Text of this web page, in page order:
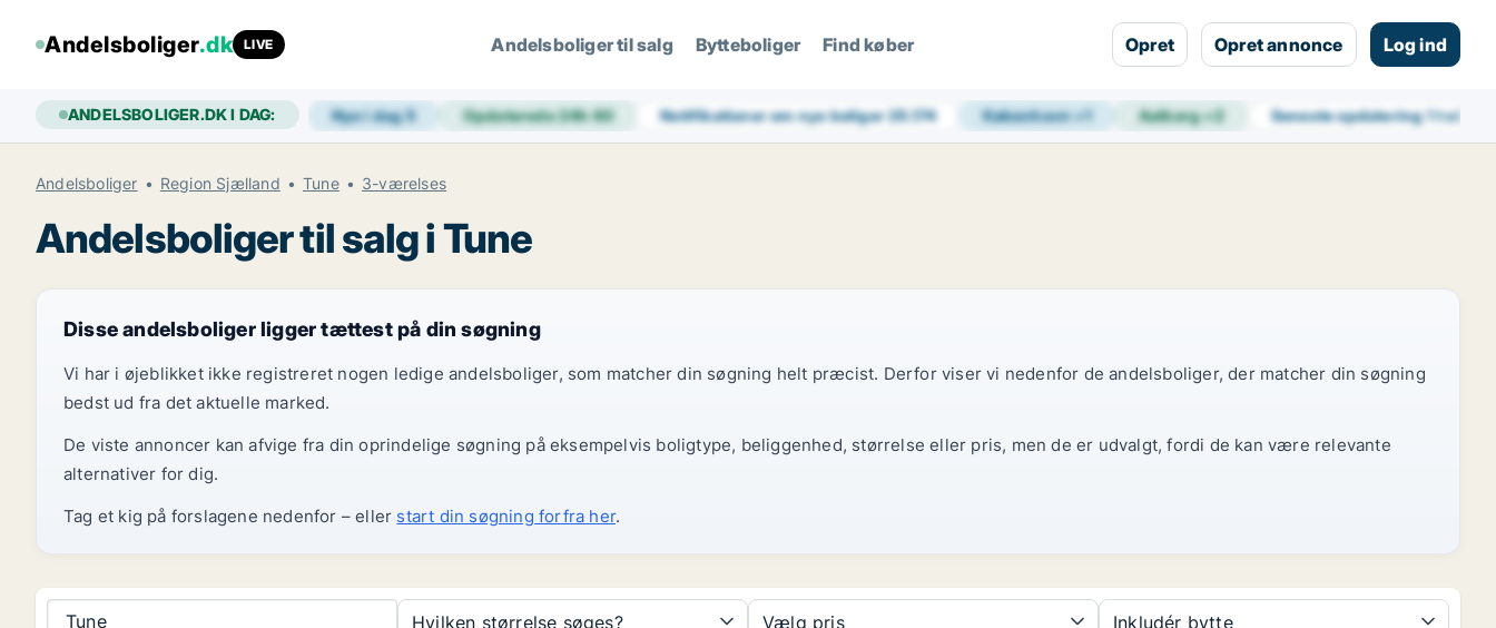
Andelsboliger.dk LIVE Andelsboliger til salg Bytteboliger Find køber Opret Opret annonce Log ind
ANDELSBOLIGER.DK I DAG: Nye i dag5 Opdaterede 24h60 Notifikationer om nye boliger25.174 København+1 Aalborg+2 Seneste opdatering1 t siden
Andelsboliger Region Sjælland Tune 3-værelses
Andelsboliger til salg i Tune
Disse andelsboliger ligger tættest på din søgning
Vi har i øjeblikket ikke registreret nogen ledige andelsboliger, som matcher din søgning helt præcist. Derfor viser vi nedenfor de andelsboliger, der matcher din søgning
bedst ud fra det aktuelle marked.
De viste annoncer kan afvige fra din oprindelige søgning på eksempelvis boligtype, beliggenhed, størrelse eller pris, men de er udvalgt, fordi de kan være relevante
alternativer for dig.
Tag et kig på forslagene nedenfor – eller start din søgning forfra her.
Tune Hvilken størrelse søges? Vælg pris Inkludér bytte